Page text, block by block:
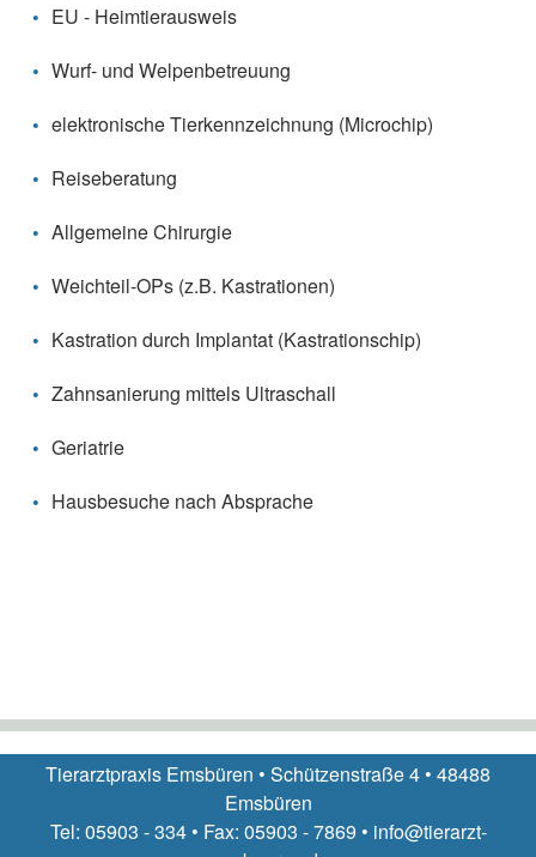
EU - Heimtierausweis
Wurf- und Welpenbetreuung
elektronische Tierkennzeichnung (Microchip)
Reiseberatung
Allgemeine Chirurgie
Weichteil-OPs (z.B. Kastrationen)
Kastration durch Implantat (Kastrationschip)
Zahnsanierung mittels Ultraschall
Geriatrie
Hausbesuche nach Absprache
Tierarztpraxis Emsbüren • Schützenstraße 4 • 48488
Emsbüren
Tel: 05903 - 334 • Fax: 05903 - 7869 • info@tierarzt-